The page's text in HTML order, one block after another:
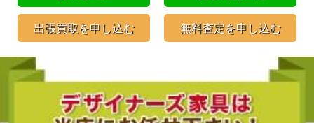
出張買取を申し込む 無料査定を申し込む